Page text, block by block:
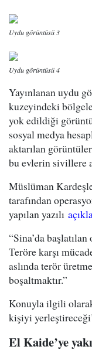
Uydu görüntüsü 3
Uydu görüntüsü 4
Yayınlanan uydu
kuzeyindeki
yok edildiği
sosyal medya
aktarılan
bu evlerin sivillere
Müslüman
tarafından
yapılan yazılı
“Sina’da
Teröre karşı
aslında terör
boşaltmaktır.”
Konuyla ilgili
kişiyi
El Kaide’ye